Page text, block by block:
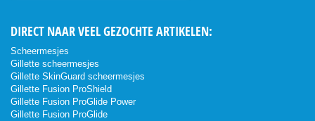
DIRECT NAAR VEEL GEZOCHTE ARTIKELEN:
Scheermesjes
Gillette scheermesjes
Gillette SkinGuard scheermesjes
Gillette Fusion ProShield
Gillette Fusion ProGlide Power
Gillette Fusion ProGlide